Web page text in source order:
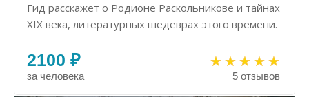
Гид расскажет о Родионе Раскольникове и тайнах
XIX века, литературных шедеврах этого времени.
2100 ₽
за человека 5 отзывов